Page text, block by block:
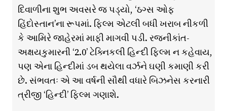
દિવાળીના શુભ અવસરે જ પડ્યો, ‘ઠગ્સ ઓફ
હિંદોસ્તાન’ના રૂપમાં. ફિલ્મ એટલી બધી ખરાબ નીકળી
કે આમિરે જાહેરમાં માફી માગવી પડી. રજનીકાંત-
અક્ષયકુમારની ‘2.0’ ટેક્નિકલી હિન્દી ફિલ્મ ન કહેવાય,
પણ એના હિન્દીમાં ડબ થયેલા વર્ઝને ઘણી કમાણી કરી
છે. સંભવતઃ એ આ વર્ષની સૌથી વધારે બિઝનેસ કરનારી
ત્રીજી ‘હિન્દી’ ફિલ્મ ગણાશે.